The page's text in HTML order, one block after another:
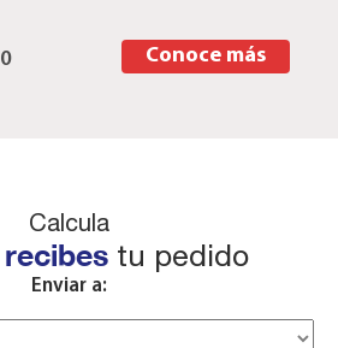
Conoce más
Calcula
recibes tu pedido
Enviar a: